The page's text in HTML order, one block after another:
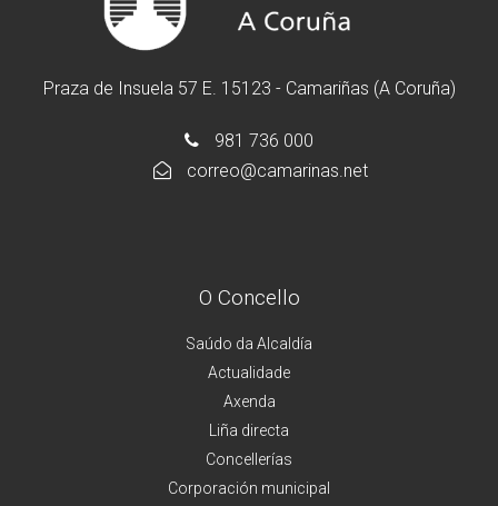
Praza de Insuela 57 E. 15123 - Camariñas (A Coruña)
981 736 000
correo@camarinas.net
O Concello
Saúdo da Alcaldía
Actualidade
Axenda
Liña directa
Concellerías
Corporación municipal